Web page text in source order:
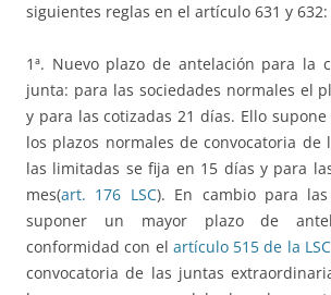
siguientes reglas en el artículo 631 y 632:
1ª. Nuevo plazo de antelación para la
junta: para las sociedades normales el
y para las cotizadas 21 días. Ello
los plazos normales de convocatoria
las limitadas se fija en 15 días y para
mes(art. 176 LSC). En cambio para
suponer un mayor plazo de
conformidad con el artículo 515 de la LSC
convocatoria de las juntas